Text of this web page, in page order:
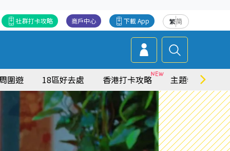
繁简
下載 App
商戶中心
社群打卡攻略
圍遊 18區好去處 香港打卡攻略 主題特集